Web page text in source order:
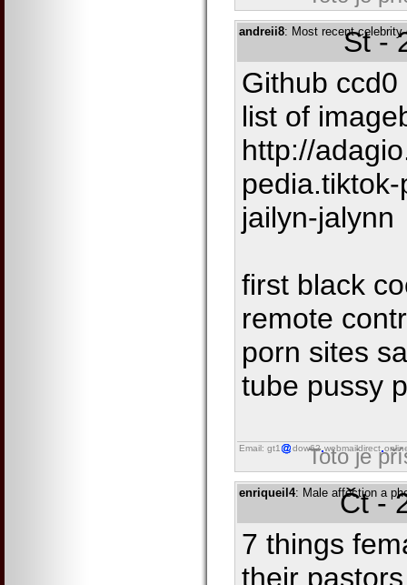
andreii8: Most recent celebrity
St -
Github
list of
http://
jailyn-jalynn
first black
remote
porn sites
tube pussy
Email: gt1 dow62 webmaildirect
Toto je
enriqueil4: Male affection a
Čt -
7 things
their